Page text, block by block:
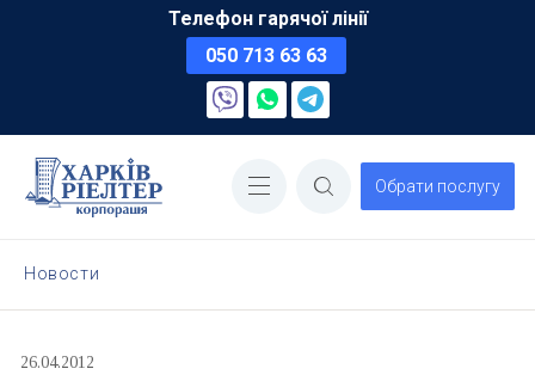
Телефон гарячої лінії
050 713 63 63
Обрати послугу
Новости
26.04.2012